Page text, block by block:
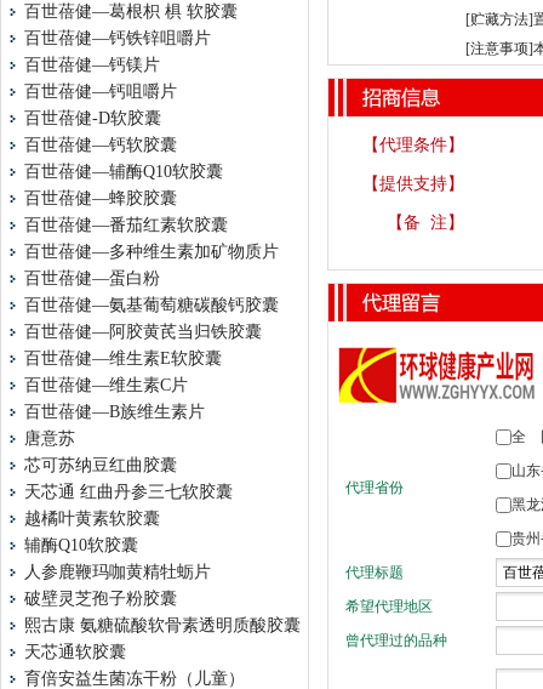
百世蓓健—葛根枳 椇 软胶囊
百世蓓健—钙铁锌咀嚼片
百世蓓健—钙镁片
百世蓓健—钙咀嚼片
百世蓓健-D软胶囊
百世蓓健—钙软胶囊
百世蓓健—辅酶Q10软胶囊
百世蓓健—蜂胶胶囊
百世蓓健—番茄红素软胶囊
百世蓓健—多种维生素加矿物质片
百世蓓健—蛋白粉
百世蓓健—氨基葡萄糖碳酸钙胶囊
百世蓓健—阿胶黄芪当归铁胶囊
百世蓓健—维生素E软胶囊
百世蓓健—维生素C片
百世蓓健—B族维生素片
唐意苏
芯可苏纳豆红曲胶囊
天芯通 红曲丹参三七软胶囊
越橘叶黄素软胶囊
辅酶Q10软胶囊
人参鹿鞭玛咖黄精牡蛎片
破壁灵芝孢子粉胶囊
熙古康 氨糖硫酸软骨素透明质酸胶囊
天芯通软胶囊
育倍安益生菌冻干粉（儿童）
[贮藏方法]
[注意事项]
【代理条件】
【提供支持】
【备 注】